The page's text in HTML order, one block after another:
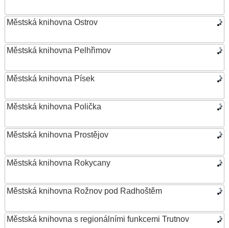
Městská knihovna Ostrov
Městská knihovna Pelhřimov
Městská knihovna Písek
Městská knihovna Polička
Městská knihovna Prostějov
Městská knihovna Rokycany
Městská knihovna Rožnov pod Radhoštěm
Městská knihovna s regionálními funkcemi Trutnov